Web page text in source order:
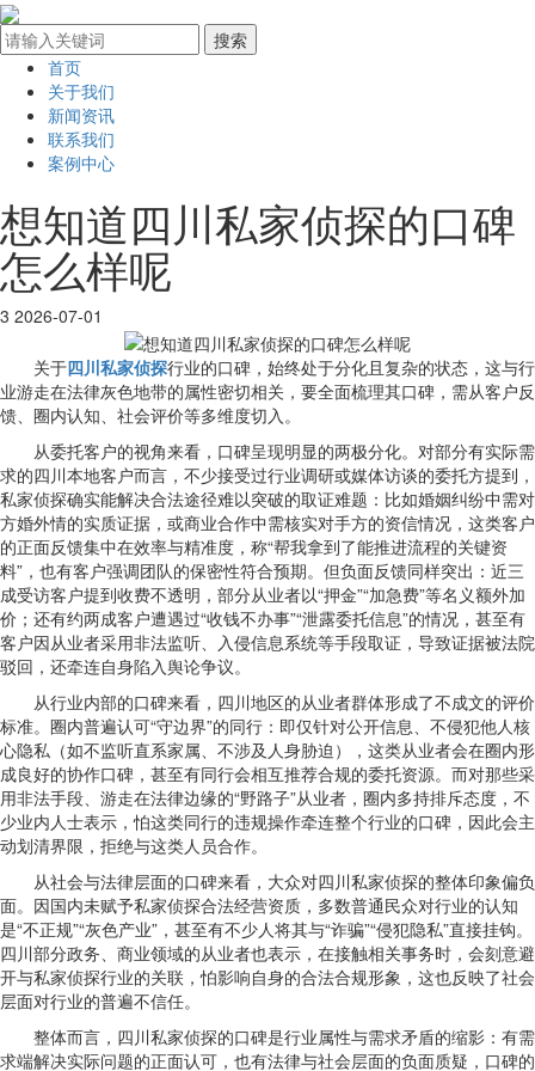
首页
关于我们
新闻资讯
联系我们
案例中心
想知道四川私家侦探的口碑
怎么样呢
3 2026-07-01
关于四川私家侦探行业的口碑，始终处于分化且复杂的状态，这与行
业游走在法律灰色地带的属性密切相关，要全面梳理其口碑，需从客户反
馈、圈内认知、社会评价等多维度切入。
从委托客户的视角来看，口碑呈现明显的两极分化。对部分有实际需
求的四川本地客户而言，不少接受过行业调研或媒体访谈的委托方提到，
私家侦探确实能解决合法途径难以突破的取证难题：比如婚姻纠纷中需对
方婚外情的实质证据，或商业合作中需核实对手方的资信情况，这类客户
的正面反馈集中在效率与精准度，称“帮我拿到了能推进流程的关键资
料”，也有客户强调团队的保密性符合预期。但负面反馈同样突出：近三
成受访客户提到收费不透明，部分从业者以“押金”“加急费”等名义额外加
价；还有约两成客户遭遇过“收钱不办事”“泄露委托信息”的情况，甚至有
客户因从业者采用非法监听、入侵信息系统等手段取证，导致证据被法院
驳回，还牵连自身陷入舆论争议。
从行业内部的口碑来看，四川地区的从业者群体形成了不成文的评价
标准。圈内普遍认可“守边界”的同行：即仅针对公开信息、不侵犯他人核
心隐私（如不监听直系家属、不涉及人身胁迫），这类从业者会在圈内形
成良好的协作口碑，甚至有同行会相互推荐合规的委托资源。而对那些采
用非法手段、游走在法律边缘的“野路子”从业者，圈内多持排斥态度，不
少业内人士表示，怕这类同行的违规操作牵连整个行业的口碑，因此会主
动划清界限，拒绝与这类人员合作。
从社会与法律层面的口碑来看，大众对四川私家侦探的整体印象偏负
面。因国内未赋予私家侦探合法经营资质，多数普通民众对行业的认知
是“不正规”“灰色产业”，甚至有不少人将其与“诈骗”“侵犯隐私”直接挂钩。
四川部分政务、商业领域的从业者也表示，在接触相关事务时，会刻意避
开与私家侦探行业的关联，怕影响自身的合法合规形象，这也反映了社会
层面对行业的普遍不信任。
整体而言，四川私家侦探的口碑是行业属性与需求矛盾的缩影：有需
求端解决实际问题的正面认可，也有法律与社会层面的负面质疑，口碑的